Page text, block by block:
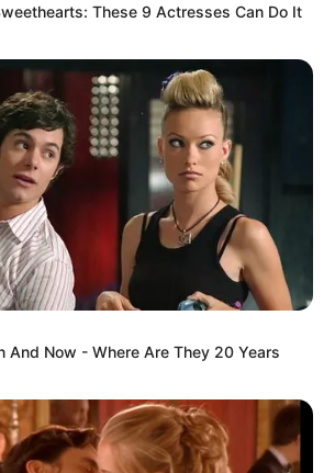
These 9 Actresses Can Do It
And Now - Where Are They 20 Years